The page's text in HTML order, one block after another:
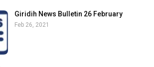
Giridih News Bulletin 26 February
Feb 26, 2021